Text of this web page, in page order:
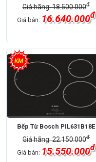
Giá hãng: 18.500.000đ
Giá bán: 16.640.000đ
Bếp Từ Bosch PIL631B18E
Giá hãng: 22.150.000đ
Giá bán: 15.550.000đ